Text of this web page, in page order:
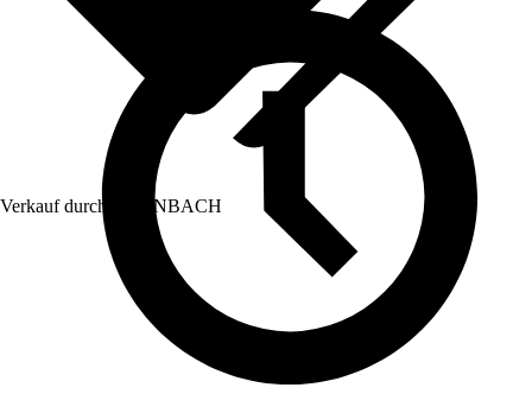
Verkauf durch: HORNBACH